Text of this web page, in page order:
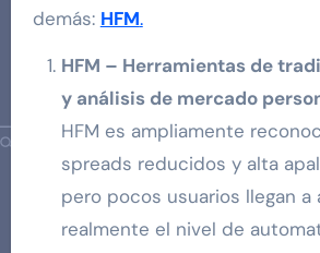
demás: HFM.
HFM – Herramientas de
y análisis de mercado
HFM es ampliamente
spreads reducidos y alta
pero pocos usuarios llegan a
realmente el nivel de